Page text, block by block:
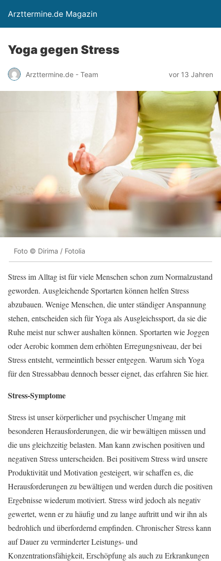
Arzttermine.de Magazin
Yoga gegen Stress
Arzttermine.de - Team vor 13 Jahren
Foto © Dirima / Fotolia
Stress im Alltag ist für viele Menschen schon zum Normalzustand
geworden. Ausgleichende Sportarten können helfen Stress
abzubauen. Wenige Menschen, die unter ständiger Anspannung
stehen, entscheiden sich für Yoga als Ausgleichssport, da sie die
Ruhe meist nur schwer aushalten können. Sportarten wie Joggen
oder Aerobic kommen dem erhöhten Erregungsniveau, der bei
Stress entsteht, vermeintlich besser entgegen. Warum sich Yoga
für den Stressabbau dennoch besser eignet, das erfahren Sie hier.
Stress-Symptome
Stress ist unser körperlicher und psychischer Umgang mit
besonderen Herausforderungen, die wir bewältigen müssen und
die uns gleichzeitig belasten. Man kann zwischen positiven und
negativen Stress unterscheiden. Bei positivem Stress wird unsere
Produktivität und Motivation gesteigert, wir schaffen es, die
Herausforderungen zu bewältigen und werden durch die positiven
Ergebnisse wiederum motiviert. Stress wird jedoch als negativ
gewertet, wenn er zu häufig und zu lange auftritt und wir ihn als
bedrohlich und überfordernd empfinden. Chronischer Stress kann
auf Dauer zu verminderter Leistungs- und
Konzentrationsfähigkeit, Erschöpfung als auch zu Erkrankungen